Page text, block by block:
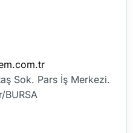
Sok. Pars İş Merkezi.